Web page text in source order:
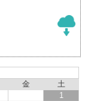
金
土
1